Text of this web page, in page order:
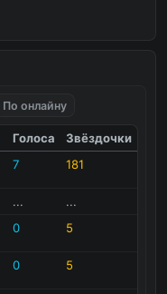
По онлайну
Голоса
Звёздочки
7 181
...
...
0 5
0 5